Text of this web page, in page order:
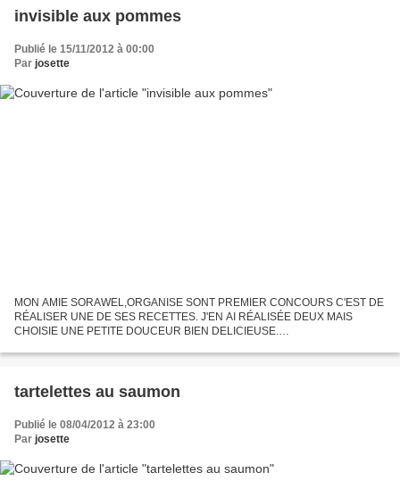
invisible aux pommes
Publié le 15/11/2012 à 00:00
Par josette
MON AMIE SORAWEL,ORGANISE SONT PREMIER CONCOURS C'EST DE
RÉALISER UNE DE SES RECETTES. J'EN AI RÉALISÉE DEUX MAIS
CHOISIE UNE PETITE DOUCEUR BIEN DELICIEUSE.
POMMES 100ML DE LAIT 20GR DE...
tartelettes au saumon
Publié le 08/04/2012 à 23:00
Par josette